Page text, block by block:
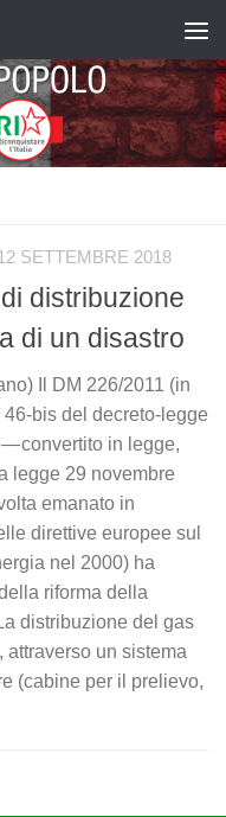
SETTEMBRE 2018
distribuzione
di un disastro
Il DM 226/2011 (in
bis del decreto-legge
— convertito in legge,
legge 29 novembre
emanato in
direttive europee sul
nel 2000) ha
riforma della
distribuzione del gas
attraverso un sistema
(cabine per il prelievo,